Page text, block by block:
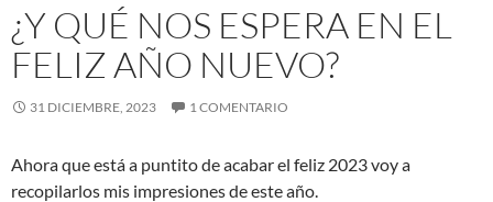
¿Y QUÉ NOS ESPERA EN EL
FELIZ AÑO NUEVO?
31 DICIEMBRE, 2023 1 COMENTARIO
Ahora que está a puntito de acabar el feliz 2023 voy a
recopilarlos mis impresiones de este año.